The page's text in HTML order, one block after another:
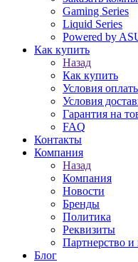
Gaming Series
Liquid Series
Powered by
Как купить
Назад
Как купить
Условия
Условия
Гарантия на
FAQ
Контакты
Компания
Назад
Компания
Новости
Бренды
Политика
Реквизиты
Партнерство и
Блог